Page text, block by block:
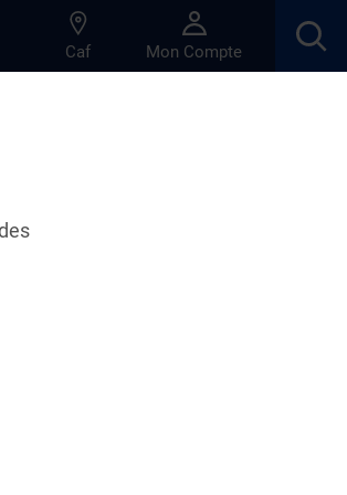
Caf Mon Compte